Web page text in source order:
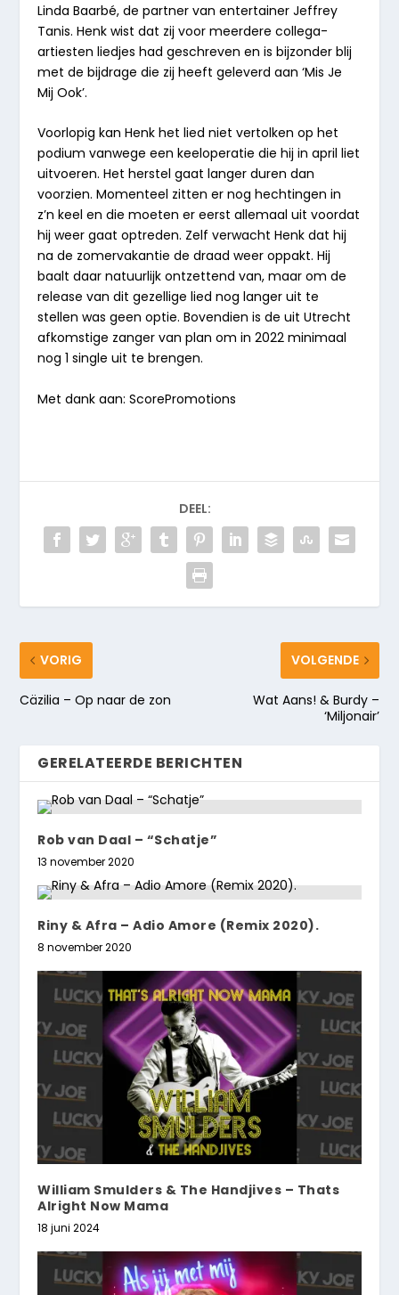
Linda Baarbé, de partner van entertainer Jeffrey
Tanis. Henk wist dat zij voor meerdere collega-
artiesten liedjes had geschreven en is bijzonder blij
met de bijdrage die zij heeft geleverd aan ‘Mis Je
Mij Ook’.
Voorlopig kan Henk het lied niet vertolken op het
podium vanwege een keeloperatie die hij in april liet
uitvoeren. Het herstel gaat langer duren dan
voorzien. Momenteel zitten er nog hechtingen in
z’n keel en die moeten er eerst allemaal uit voordat
hij weer gaat optreden. Zelf verwacht Henk dat hij
na de zomervakantie de draad weer oppakt. Hij
baalt daar natuurlijk ontzettend van, maar om de
release van dit gezellige lied nog langer uit te
stellen was geen optie. Bovendien is de uit Utrecht
afkomstige zanger van plan om in 2022 minimaal
nog 1 single uit te brengen.
Met dank aan: ScorePromotions
DEEL:
VORIG
Cäzilia – Op naar de zon
VOLGENDE
Wat Aans! & Burdy –
‘Miljonair’
GERELATEERDE BERICHTEN
Rob van Daal – “Schatje”
13 november 2020
Riny & Afra – Adio Amore (Remix 2020).
8 november 2020
William Smulders & The Handjives – Thats
Alright Now Mama
18 juni 2024